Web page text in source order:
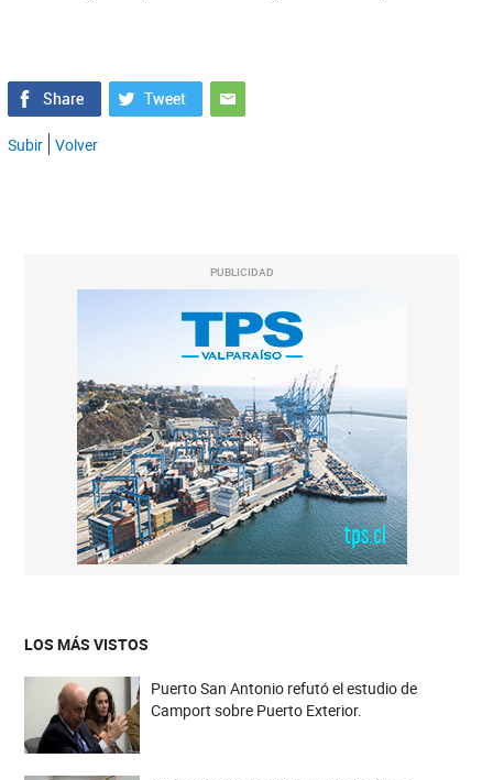
Subir Volver
PUBLICIDAD
LOS MÁS VISTOS
Puerto San Antonio refutó el estudio de
Camport sobre Puerto Exterior.